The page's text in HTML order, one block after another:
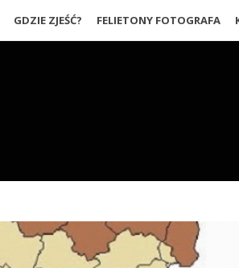
GDZIE ZJEŚĆ? FELIETONY FOTOGRAFA